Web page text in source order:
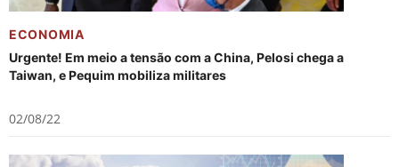
ECONOMIA
Urgente! Em meio a tensão com a China, Pelosi chega a
Taiwan, e Pequim mobiliza militares
02/08/22